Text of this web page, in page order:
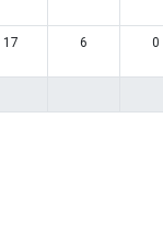
17 6 0